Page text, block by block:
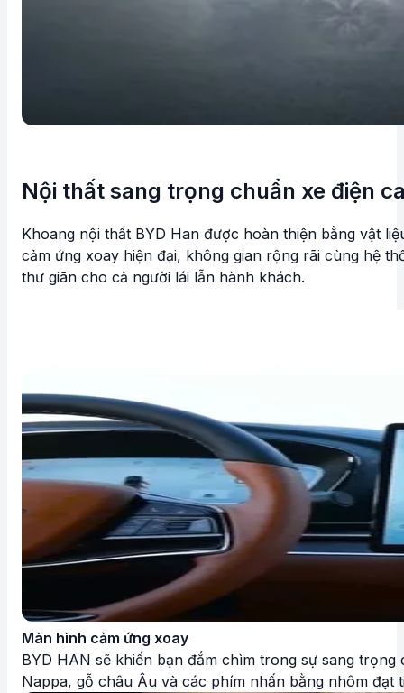
Nội thất sang trọng chuẩn xe điện
Khoang nội thất BYD Han được hoàn thiện bằng vật
cảm ứng xoay hiện đại, không gian rộng rãi cùng hệ
thư giãn cho cả người lái lẫn hành khách.
Màn hình cảm ứng xoay
BYD HAN sẽ khiến bạn đắm chìm trong sự sang
Nappa, gỗ châu Âu và các phím nhấn bằng nhôm đạt